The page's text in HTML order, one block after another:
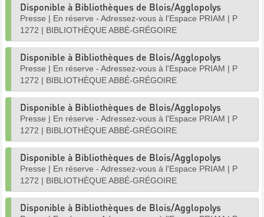
Disponible à Bibliothèques de Blois/Agglopolys
Presse | En réserve - Adressez-vous à l'Espace PRIAM | P
1272 | BIBLIOTHÈQUE ABBÉ-GRÉGOIRE
Disponible à Bibliothèques de Blois/Agglopolys
Presse | En réserve - Adressez-vous à l'Espace PRIAM | P
1272 | BIBLIOTHÈQUE ABBÉ-GRÉGOIRE
Disponible à Bibliothèques de Blois/Agglopolys
Presse | En réserve - Adressez-vous à l'Espace PRIAM | P
1272 | BIBLIOTHÈQUE ABBÉ-GRÉGOIRE
Disponible à Bibliothèques de Blois/Agglopolys
Presse | En réserve - Adressez-vous à l'Espace PRIAM | P
1272 | BIBLIOTHÈQUE ABBÉ-GRÉGOIRE
Disponible à Bibliothèques de Blois/Agglopolys